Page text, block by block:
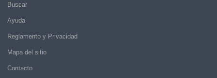
Buscar
Ayuda
Reglamento y Privacidad
Mapa del sitio
Contacto